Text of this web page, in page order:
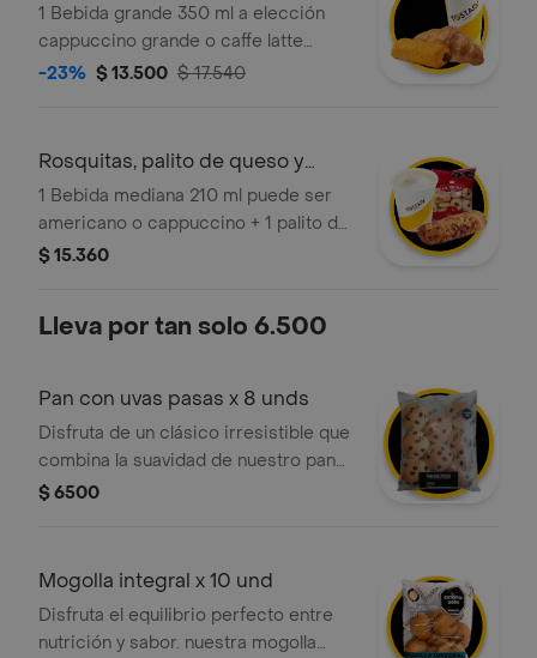
caliente
1 Bebida grande 350 ml a elección
cappuccino grande o caffe latte
grande + 1 croissant tostao + 1
-23% $ 13.500 $ 17.540
Rosquitas, palito de queso y
bebida
1 Bebida mediana 210 ml puede ser
americano o cappuccino + 1 palito de
queso mini tostao (tradicional o
$ 15.360
Lleva por tan solo 6.500
Pan con uvas pasas x 8 unds
Disfruta de un clásico irresistible que
combina la suavidad de nuestro pan
tradicional con el toque dulce y
para acompañar tu café, chocolate o
para un snack rápido a cualquier hora
del día.
$ 6500
Mogolla integral x 10 und
Disfruta el equilibrio perfecto entre
nutrición y sabor. nuestra mogolla